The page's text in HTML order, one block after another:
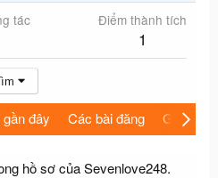
tác Điểm thành tích
1
đây Các bài đăng Giới thiệu
hồ sơ của Sevenlove248.